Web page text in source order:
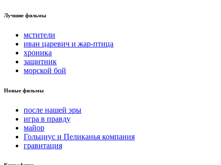
Лучшие фильмы
мстители
иван царевич и жар-птица
хроника
защитник
морской бой
Новые фильмы
после нашей эры
игра в правду
майор
Гольциус и Пеликанья компания
гравитация